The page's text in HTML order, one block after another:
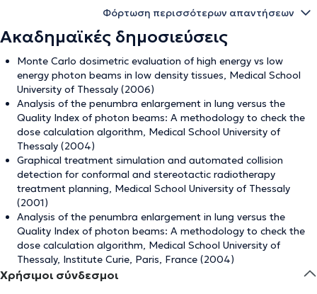
Φόρτωση περισσότερων απαντήσεων
Ακαδημαϊκές δημοσιεύσεις
Monte Carlo dosimetric evaluation of high energy vs low
energy photon beams in low density tissues, Medical School
University of Thessaly (2006)
Analysis of the penumbra enlargement in lung versus the
Quality Index of photon beams: A methodology to check the
dose calculation algorithm, Medical School University of
Thessaly (2004)
Graphical treatment simulation and automated collision
detection for conformal and stereotactic radiotherapy
treatment planning, Medical School University of Thessaly
(2001)
Analysis of the penumbra enlargement in lung versus the
Quality Index of photon beams: A methodology to check the
dose calculation algorithm, Medical School University of
Thessaly, Institute Curie, Paris, France (2004)
Χρήσιμοι σύνδεσμοι